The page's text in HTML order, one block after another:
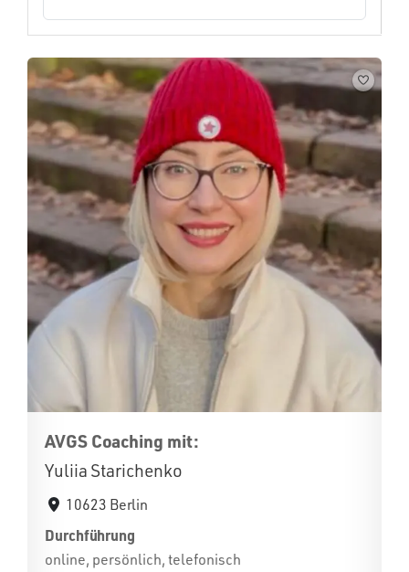
AVGS Coaching mit:
Yuliia Starichenko
10623 Berlin
Durchführung
online, persönlich, telefonisch